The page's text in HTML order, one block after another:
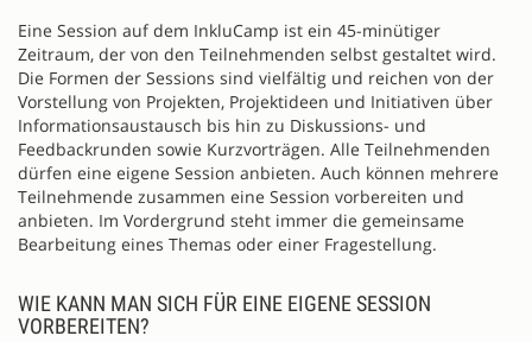
Eine Session auf dem InkluCamp ist ein 45-minütiger
Zeitraum, der von den Teilnehmenden selbst gestaltet wird.
Die Formen der Sessions sind vielfältig und reichen von der
Vorstellung von Projekten, Projektideen und Initiativen über
Informationsaustausch bis hin zu Diskussions- und
Feedbackrunden sowie Kurzvorträgen. Alle Teilnehmenden
dürfen eine eigene Session anbieten. Auch können mehrere
Teilnehmende zusammen eine Session vorbereiten und
anbieten. Im Vordergrund steht immer die gemeinsame
Bearbeitung eines Themas oder einer Fragestellung.
WIE KANN MAN SICH FÜR EINE EIGENE SESSION
VORBEREITEN?